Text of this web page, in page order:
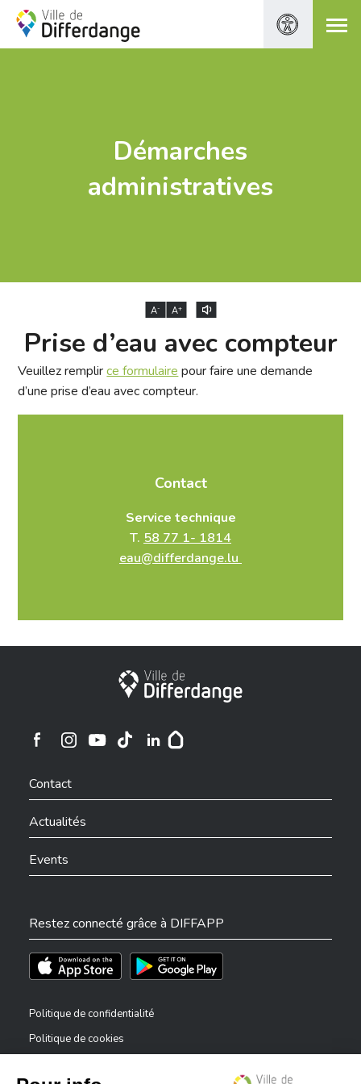
Démarches
administratives
A- A+
Prise d’eau avec compteur
Veuillez remplirce formulaire pour faire une demande
d’une prise d’eau avec compteur.
Contact
Service technique
T. 58 77 1- 1814
eau@differdange.lu
Ville de Differdange
Ville de Differdange sur Instagram
Contact
Actualités
Events
Restez connecté grâce à DIFFAPP
Téléchargez l'app sur l'App StoreTéléchargez l'app sur Play Store
Politique de confidentialité
Politique de cookies